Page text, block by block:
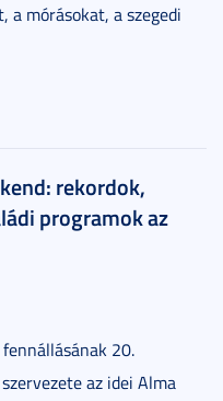
a mórásokat, a szegedi
rekordok,
programok az
20.
az idei Alma